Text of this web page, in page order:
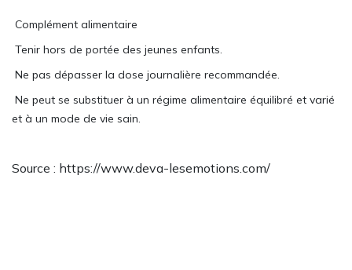
Complément alimentaire
Tenir hors de portée des jeunes enfants.
Ne pas dépasser la dose journalière recommandée.
Ne peut se substituer à un régime alimentaire équilibré et varié
et à un mode de vie sain.
Source : https://www.deva-lesemotions.com/